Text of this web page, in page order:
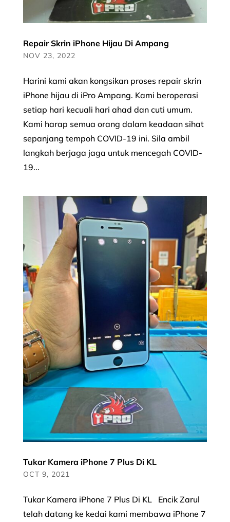
Repair Skrin iPhone Hijau Di Ampang
NOV 23, 2022
Harini kami akan kongsikan proses repair skrin
iPhone hijau di iPro Ampang. Kami beroperasi
setiap hari kecuali hari ahad dan cuti umum.
Kami harap semua orang dalam keadaan sihat
sepanjang tempoh COVID-19 ini. Sila ambil
langkah berjaga jaga untuk mencegah COVID-
19...
Tukar Kamera iPhone 7 Plus Di KL
OCT 9, 2021
Tukar Kamera iPhone 7 Plus Di KL Encik Zarul
telah datang ke kedai kami membawa iPhone 7